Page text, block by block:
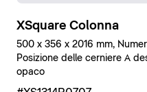
XSquare Colonna
500 x 356 x 2016 mm,
Posizione delle cerniere A
opaco